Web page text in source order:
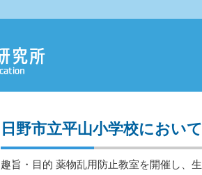
日野市立平山小学校におい
趣旨・目的 薬物乱用防止教室を開催し、